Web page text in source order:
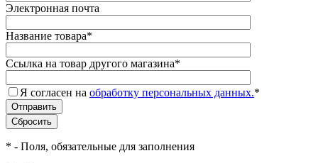
Электронная почта
Название товара*
Ссылка на товар другого магазина*
Я согласен на обработку персональных данных.*
* - Поля, обязательные для заполнения